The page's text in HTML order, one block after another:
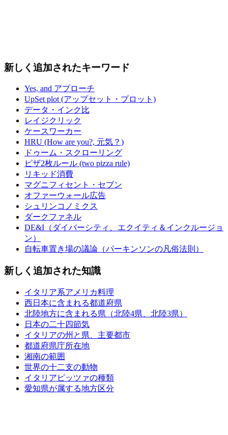
新しく追加されたキーワード
Yes, and アプローチ
UpSet plot (アップセット・プロット)
データ・インク比
レイジクリック
ケースワーカー
HRU (How are you?, 元気？)
ドゥーム・スクローリング
ピザ2枚ルール (two pizza rule)
リキッド消費
マグニフィセント・セブン
オファーウォール広告
シュリンコノミクス
ダークファネル
DE&I（ダイバーシティ、エクイティ＆インクルージョ
ン）
自転車置き場の議論（パーキンソンの凡俗法則）
新しく追加された知識
イタリア系アメリカ料理
西日本に含まれる都道府県
北陸地方に含まれる県（北陸4県、北陸3県）
日本の二十四節気
イタリアの州と県、主要都市
都道府県庁所在地
湘南の範囲
世界の十二支の動物
イタリアピッツァの種類
愛知県が属する地方区分